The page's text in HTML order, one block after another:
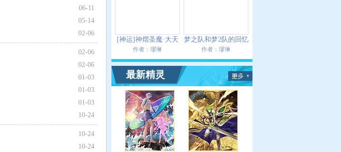
06-11
05-14
02-06
02-06
02-06
01-03
01-03
01-03
10-24
10-24
10-24
[神运]神熠圣魔·大天
使获得攻略
作者： 璆琳
梦之队和梦2队的回忆
录
作者： 璆琳
最新精灵